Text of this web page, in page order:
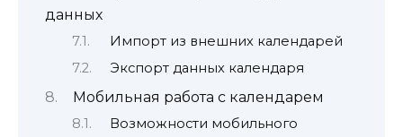
данных
Импорт из внешних календарей
Экспорт данных календаря
Мобильная работа с календарем
Возможности мобильного